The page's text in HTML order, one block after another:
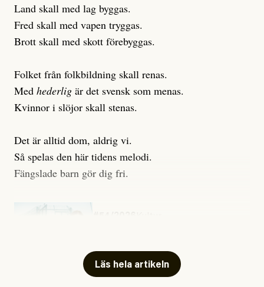
Land skall med lag byggas.
Fred skall med vapen tryggas.
Brott skall med skott förebyggas.
Folket från folkbildning skall renas.
Med hederlig är det svensk som menas.
Kvinnor i slöjor skall stenas.
Det är alltid dom, aldrig vi.
Så spelas den här tidens melodi.
Fängslade barn gör dig fri.
Läs hela artikeln